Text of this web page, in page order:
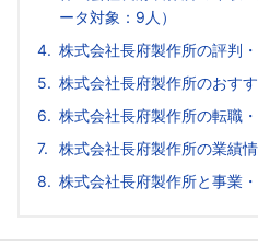
ータ対象：9人）
株式会社長府製作所の評判
株式会社長府製作所のおす
株式会社長府製作所の転職
株式会社長府製作所の業績
株式会社長府製作所と事業